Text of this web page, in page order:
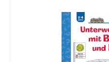
Bildergalerie überspringen